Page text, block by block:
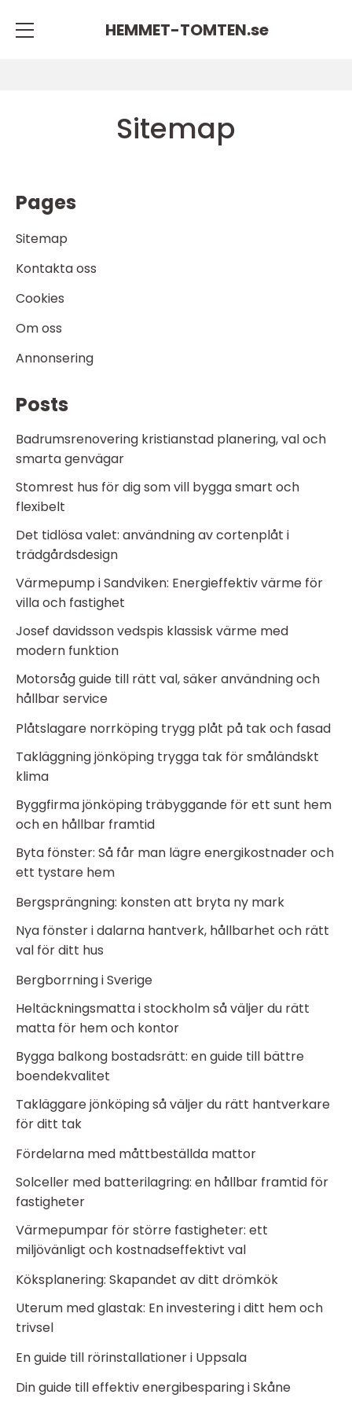
HEMMET-TOMTEN.se
Sitemap
Pages
Sitemap
Kontakta oss
Cookies
Om oss
Annonsering
Posts
Badrumsrenovering kristianstad planering, val och
smarta genvägar
Stomrest hus för dig som vill bygga smart och
flexibelt
Det tidlösa valet: användning av cortenplåt i
trädgårdsdesign
Värmepump i Sandviken: Energieffektiv värme för
villa och fastighet
Josef davidsson vedspis klassisk värme med
modern funktion
Motorsåg guide till rätt val, säker användning och
hållbar service
Plåtslagare norrköping trygg plåt på tak och fasad
Takläggning jönköping trygga tak för småländskt
klima
Byggfirma jönköping träbyggande för ett sunt hem
och en hållbar framtid
Byta fönster: Så får man lägre energikostnader och
ett tystare hem
Bergsprängning: konsten att bryta ny mark
Nya fönster i dalarna hantverk, hållbarhet och rätt
val för ditt hus
Bergborrning i Sverige
Heltäckningsmatta i stockholm så väljer du rätt
matta för hem och kontor
Bygga balkong bostadsrätt: en guide till bättre
boendekvalitet
Takläggare jönköping så väljer du rätt hantverkare
för ditt tak
Fördelarna med måttbeställda mattor
Solceller med batterilagring: en hållbar framtid för
fastigheter
Värmepumpar för större fastigheter: ett
miljövänligt och kostnadseffektivt val
Köksplanering: Skapandet av ditt drömkök
Uterum med glastak: En investering i ditt hem och
trivsel
En guide till rörinstallationer i Uppsala
Din guide till effektiv energibesparing i Skåne